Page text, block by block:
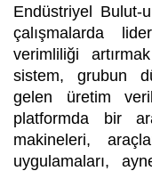
Endüstriyel Bulut-
çalışmalarda
verimliliği
sistem, grubun
gelen üretim
platformda bir
makineleri,
uygulamaları,